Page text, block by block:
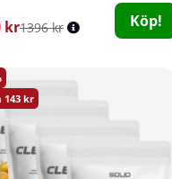
kr1396 kr Köp!
143